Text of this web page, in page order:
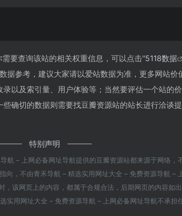
要查询该站的相关权重信息，可以点击"5118数据
据参考，建议大家请以爱站数据为准，更多网站价
以及索引量、用户体验等；当然要评估一个站的
确切的数据则需要找豆瓣资源站的站长进行洽谈
特别声明
航 – 上网必备网址导航提供的豆瓣资源站都来源于网络，
向，不由青禾导航 – 精选实用网址大全 – 免费资源导航 –
该网页上的内容，都属于合规合法，后期网页的内容如
实用网址大全 – 免费资源导航 – 上网必备网址导航不承担